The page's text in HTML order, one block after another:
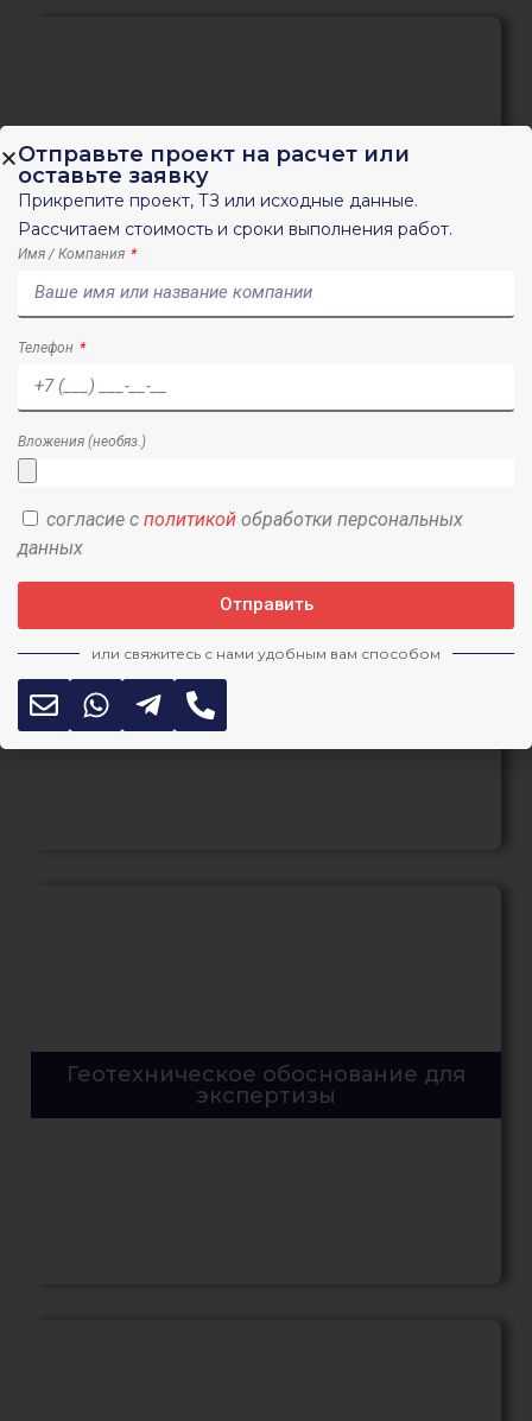
Согласование КГИОП. Помощь в
прохождении экспертизы
обоснование
Геотехническое обоснование для
экспертизы
Отправьте проект на расчет или
оставьте заявку
Прикрепите проект, ТЗ или исходные данные.
Рассчитаем стоимость и сроки выполнения работ.
Имя / Компания
Телефон
Вложения (необяз.)
согласие с политикой обработки персональных
данных
Отправить
или свяжитесь с нами удобным вам способом